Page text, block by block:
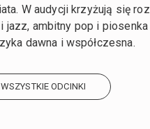
W audycji krzyżują się
jazz, ambitny pop i
dawna i współczesna.
ODCINKI